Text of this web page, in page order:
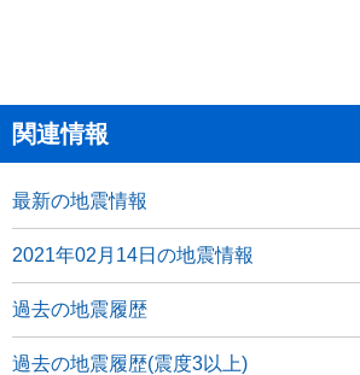
関連情報
最新の地震情報
2021年02月14日の地震情報
過去の地震履歴
過去の地震履歴(震度3以上)